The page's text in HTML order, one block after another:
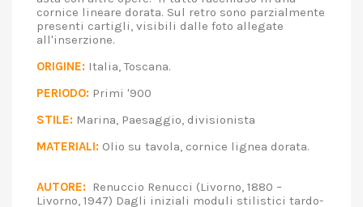
cornice lineare dorata. Sul retro sono parzialmente
presenti cartigli, visibili dalle foto allegate
all'inserzione.
ORIGINE: Italia, Toscana.
PERIODO: Primi '900
STILE: Marina, Paesaggio, divisionista
MATERIALI: Olio su tavola, cornice lignea dorata.
AUTORE: Renuccio Renucci (Livorno, 1880 –
Livorno, 1947) Dagli iniziali moduli stilistici tardo-